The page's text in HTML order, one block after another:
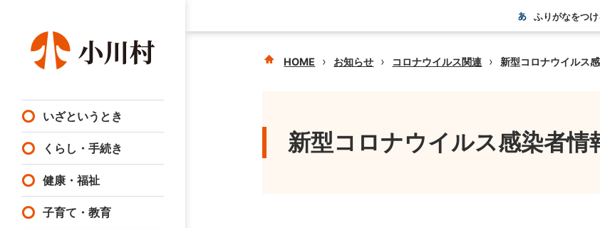
ふりがなをつけ
いざというとき
くらし・手続き
健康・福祉
子育て・教育
HOME › お知らせ › コロナウイルス関連 › 新型コロナウイルス
新型コロナウイルス感染者情